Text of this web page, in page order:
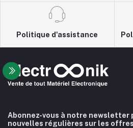
Politique d'assistance
Abonnez-vous à notre newsletter
nouvelles régulières sur les